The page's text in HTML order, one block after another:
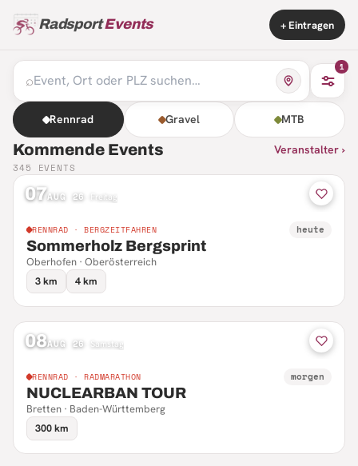
RadsportEvents + Eintragen
⌕
1
Rennrad Gravel MTB
Kommende Events Veranstalter ›
345 EVENTS
07AUG 26 Freitag
RENNRAD · BERGZEITFAHREN heute
Sommerholz Bergsprint
Oberhofen · Oberösterreich
3 km
4 km
08AUG 26 Samstag
RENNRAD · RADMARATHON morgen
NUCLEARBAN TOUR
Bretten · Baden-Württemberg
300 km